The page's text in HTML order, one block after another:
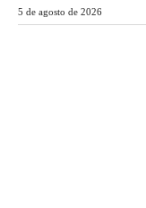
5 de agosto de 2026